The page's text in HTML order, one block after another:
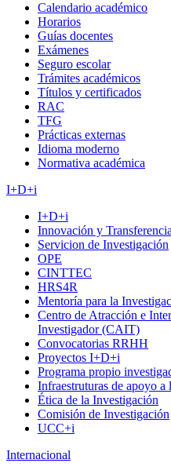
Calendario académico
Horarios
Guías docentes
Exámenes
Seguro escolar
Trámites académicos
Títulos y certificados
RAC
TFG
Prácticas externas
Idioma moderno
Normativa académica
I+D+i
I+D+i
Innovación y Transferencia
Servicion de Investigación
OPE
CINTTEC
HRS4R
Mentoría para la
Centro de Atracción e
Investigador (CAIT)
Convocatorias RRHH
Proyectos I+D+i
Programa propio
Infraestruturas de apoyo a
Ética de la Investigación
Comisión de Investigación
UCC+i
Internacional